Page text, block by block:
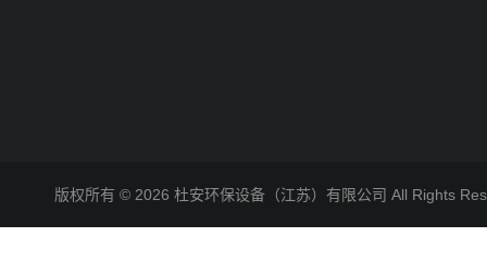
版权所有 © 2026 杜安环保设备（江苏）有限公司 All Rights